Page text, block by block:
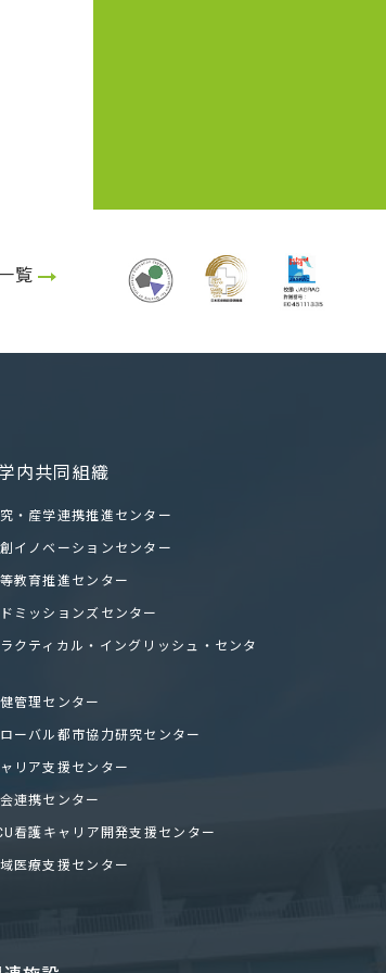
覧
内共同組織
・産学連携推進センター
イノベーションセンター
教育推進センター
ミッションズセンター
クティカル・イングリッシュ・センタ
管理センター
ーバル都市協力研究センター
リア支援センター
連携センター
看護キャリア開発支援センター
医療支援センター